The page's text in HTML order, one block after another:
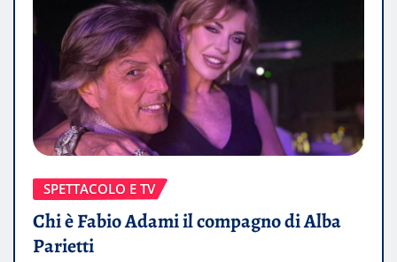
SPETTACOLO E TV
Chi è Fabio Adami il compagno di Alba
Parietti